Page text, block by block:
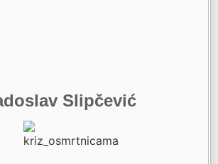
Slipčević